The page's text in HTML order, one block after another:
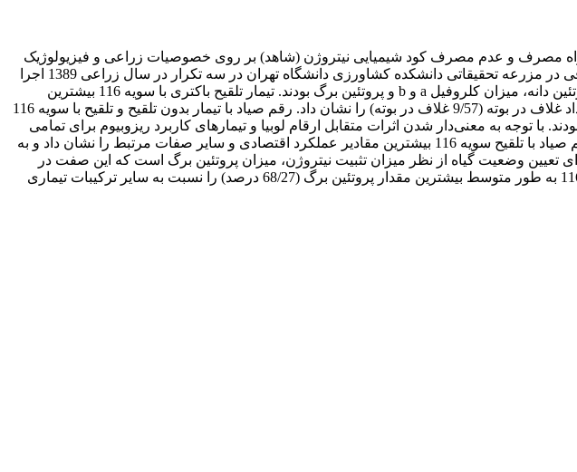
تأثیر سویه‌های مختلف ریزوبیومی شامل دو سویه 133، 116 و ترکیب آنها (133 و 116) به همراه مصرف و عدم مصرف کود شیمیایی نیتروژن (شاهد) بر روی خصوصیات زراعی و فیزیولوژیک
سه رقم لوبیا شامل بهمن، درخشان و صیاد آزمایشی به صورت فاکتوریل در قالب طرح بلوک‌های کامل تصادفی در مزرعه تحقیقاتی دانشکده کشاورزی دانشگاه تهران در سه تکرار در سال زراعی 1389 اجرا
شد. صفات مورد بررسی شامل عملکرد دانه، تعداد غلاف در بوته، تعداد دانه در غلاف، وزن صد دانه، درصد پروتئین دانه، میزان کلروفیل a و b و پروتئین برگ بودند. تیمار تلقیح باکتری با سویه 116 بیشترین
مقدار عملکرد دانه (91/44 گرم در بوته) را تولید کرد. رقم بهمن با تلقیح ترکیب دو سویه 133 + 116 بیشترین تعداد غلاف در بوته (9/57 غلاف در بوته) را نشان داد. رقم صیاد با تیمار بدون تلقیح و تلقیح با سویه 116
تولید نمودند. با توجه به معنی‌دار شدن اثرات متقابل ارقام لوبیا و تیمارهای کاربرد ریزوبیوم برای تمامی
صفات مورد بررسی، مقایسه میانگین برای شناسایی بهترین ترکیب تیمارها انجام گرفت، که در حالت کلی رقم صیاد با تلقیح سویه 116 بیشترین مقادیر عملکرد اقتصادی و سایر صفات مرتبط را نشان داد و به
وضعیت گیاه از نظر میزان تثبیت نیتروژن، میزان پروتئین برگ است که این صفت در
تیمارهایی که حاوی کلروفیل برگ بالاتری بودند وضعیت مطلوب‌تری داشت. رقم درخشان توأم با تلقیح سویه 116 به طور متوسط بیشترین مقدار پروتئین برگ (68/27 درصد) را نسبت به سایر ترکیبات تیماری